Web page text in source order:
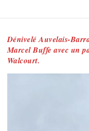
Dénivelé Auvelais-
Marcel Buffe avec un
Walcourt.